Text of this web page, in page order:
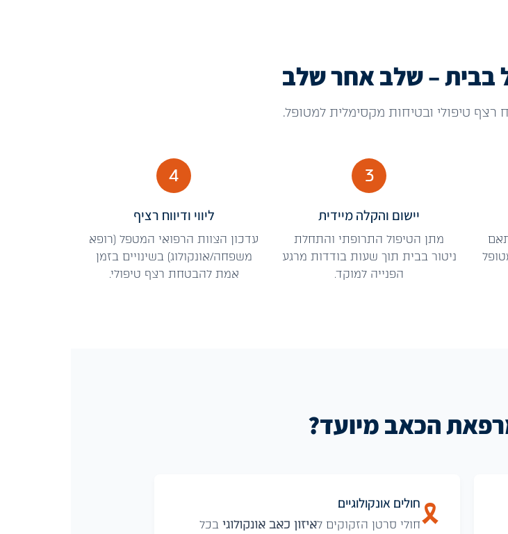
בבית – שלב אחר שלב
טיפולי ובטיחות מקסימלית למטופל.
3
יישום והקלה מיידית
מתן הטיפול התרופתי והתחלת
ניטור בבית תוך שעות בודדות מרגע
הפנייה למוקד.
4
ליווי ודיווח רציף
עדכון הצוות הרפואי המטפל (רופא
משפחה/אונקולוג) בשינויים בזמן
אמת להבטחת רצף טיפולי.
הכאב מיועד?
🎗️חולים אונקולוגיים
חולי סרטן הזקוקים לאיזון כאב אונקולוגי בכל